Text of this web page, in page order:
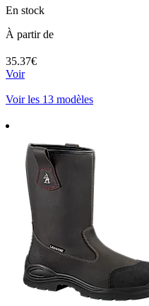
En stock
À partir de
35.37€
Voir
Voir les 13 modèles